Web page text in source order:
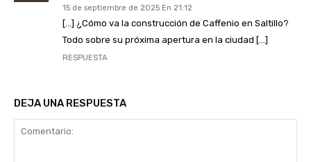
15 de septiembre de 2025 En 21:12
[…] ¿Cómo va la construcción de Caffenio en Saltillo?
Todo sobre su próxima apertura en la ciudad […]
RESPUESTA
DEJA UNA RESPUESTA